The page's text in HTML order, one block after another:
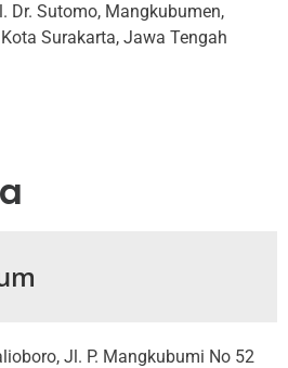
Dr. Sutomo, Mangkubumen,
Surakarta, Jawa Tengah
Jl. P. Mangkubumi No 52